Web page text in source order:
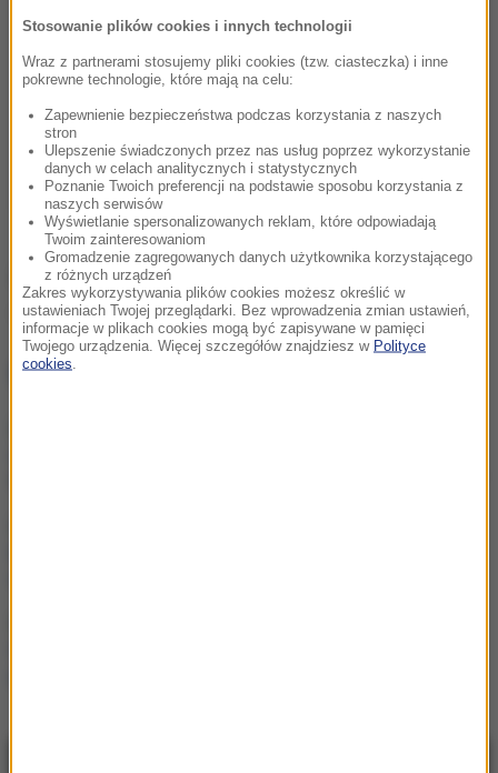
Źródło: RMF24/PAP
Tagi:szkoła
NAJWAŻNIEJSZE FAKTY
Stosowanie plików cookies i innych technologii
Wraz z partnerami stosujemy pliki cookies (tzw. ciasteczka) i inne
pokrewne technologie, które mają na celu:
Zapewnienie bezpieczeństwa podczas korzystania z naszych
stron
Ulepszenie świadczonych przez nas usług poprzez wykorzystanie
danych w celach analitycznych i statystycznych
Poznanie Twoich preferencji na podstawie sposobu korzystania z
naszych serwisów
Wyświetlanie spersonalizowanych reklam, które odpowiadają
Twoim zainteresowaniom
Gromadzenie zagregowanych danych użytkownika korzystającego
z różnych urządzeń
Zakres wykorzystywania plików cookies możesz określić w
ustawieniach Twojej przeglądarki. Bez wprowadzenia zmian ustawień,
informacje w plikach cookies mogą być zapisywane w pamięci
Twojego urządzenia. Więcej szczegółów znajdziesz w Polityce
cookies